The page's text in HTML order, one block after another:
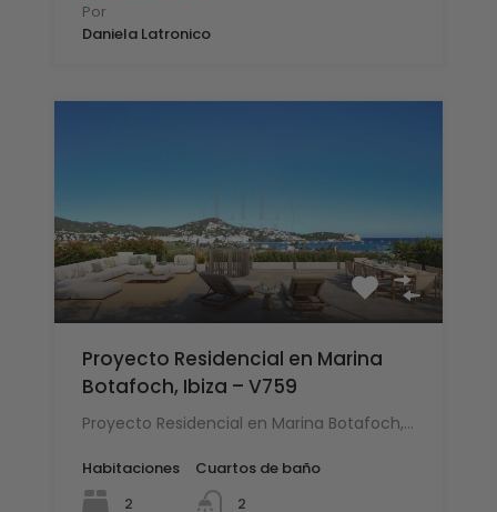
Por
Daniela Latronico
Proyecto Residencial en Marina
Botafoch, Ibiza – V759
Proyecto Residencial en Marina Botafoch,…
Habitaciones
2
Cuartos de baño
2